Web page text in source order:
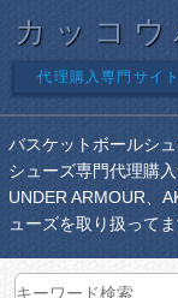
カッコ
代理購入専門サイト
バスケットボールシ
シューズ専門代理購
UNDER ARMOUR、
ューズを取り扱ってま